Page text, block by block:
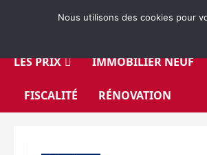
LES PRIX
IMMOBILIER NEUF
FISCALITÉ RÉNOVATION
Nous utilisons des cookies pour